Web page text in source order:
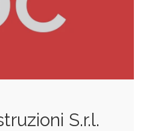
S.r.l.